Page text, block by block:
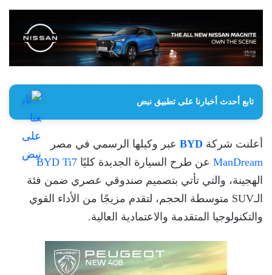
تابع أحدث أخبارنا على تطبيق نبض
أعلنت شركة BYD عبر وكيلها الرسمي في مصر
ManDream عن طرح السيارة الجديدة كليًا BYD Ti7
الهجينة، والتي تأتي بتصميم صندوقي عصري ضمن فئة
الـSUV متوسطة الحجم، لتقدم مزيجًا من الأداء القوي
والتكنولوجيا المتقدمة والاعتمادية العالية.